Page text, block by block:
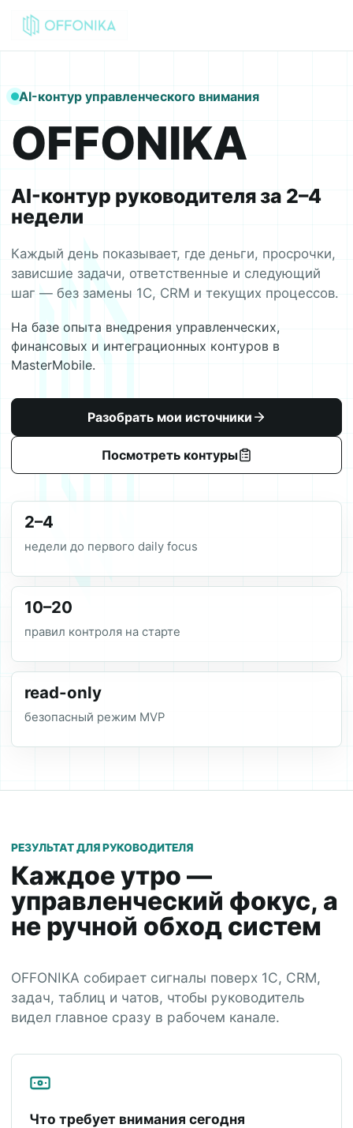
AI-контур управленческого внимания
OFFONIKA
AI-контур руководителя за 2–4
недели
Каждый день показывает, где деньги, просрочки,
зависшие задачи, ответственные и следующий
шаг — без замены 1С, CRM и текущих процессов.
На базе опыта внедрения управленческих,
финансовых и интеграционных контуров в
MasterMobile.
Разобрать мои источники
Посмотреть контуры
2–4
недели до первого daily focus
10–20
правил контроля на старте
read-only
безопасный режим MVP
РЕЗУЛЬТАТ ДЛЯ РУКОВОДИТЕЛЯ
Каждое утро —
управленческий фокус, а
не ручной обход систем
OFFONIKA собирает сигналы поверх 1С, CRM,
задач, таблиц и чатов, чтобы руководитель
видел главное сразу в рабочем канале.
Что требует внимания сегодня